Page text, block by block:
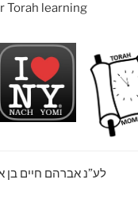
Torah learning
לע”נ אברהם חיים